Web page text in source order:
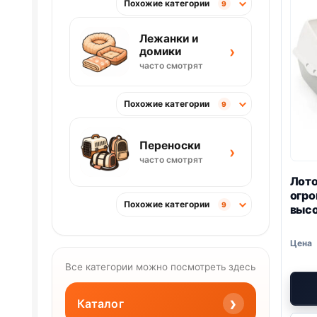
Похожие категории 9
Лежанки и
домики
часто смотрят
›
Похожие категории 9
Переноски
часто смотрят ›
Похожие категории 9
Все категории можно посмотреть здесь
Каталог ›